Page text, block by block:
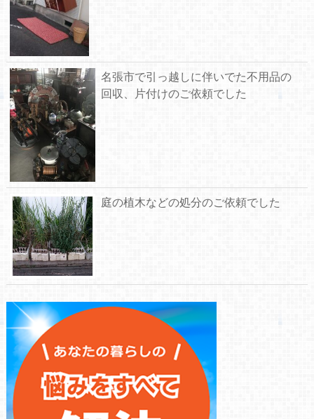
名張市で引っ越しに伴いでた不用品の
回収、片付けのご依頼でした
庭の植木などの処分のご依頼でした